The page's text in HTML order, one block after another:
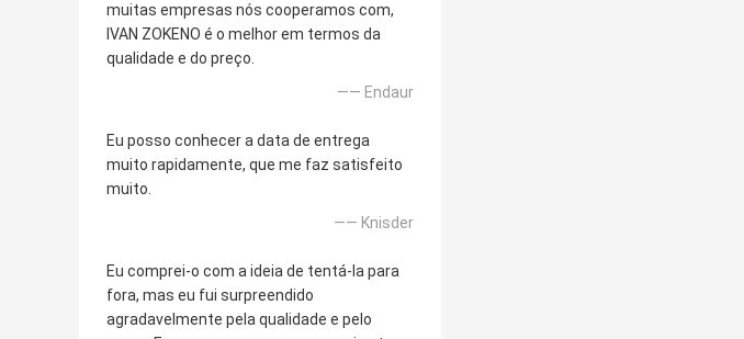
muitas empresas nós cooperamos com,
IVAN ZOKENO é o melhor em termos da
qualidade e do preço.
—— Endaur
Eu posso conhecer a data de entrega
muito rapidamente, que me faz satisfeito
muito.
—— Knisder
Eu comprei-o com a ideia de tentá-la para
fora, mas eu fui surpreendido
agradavelmente pela qualidade e pelo